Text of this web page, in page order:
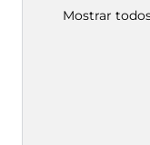
Mostrar